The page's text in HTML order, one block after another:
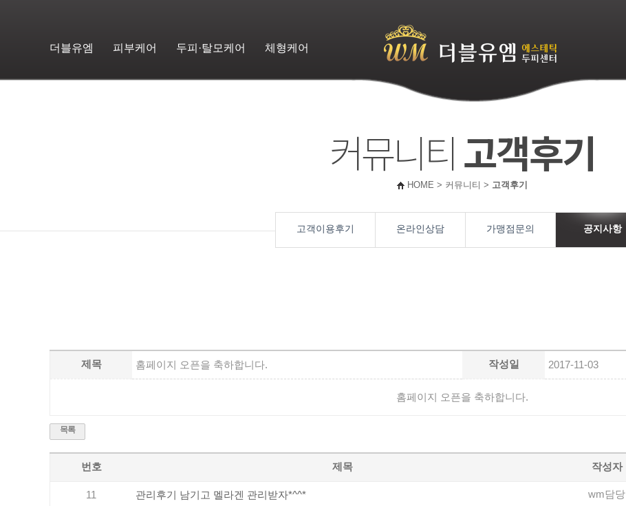
더블유엠
피부케어 두피·탈모케어 체형케어
커뮤니티고객후기
HOME > 커뮤니티 > 고객후기
고객이용후기 온라인상담 가맹점문의 공지사항
제목 홈페이지 오픈을 축하합니다. 작성일 2017-11-03
홈페이지 오픈을 축하합니다.
목록
번호 제목 작성자
11 관리후기 남기고 멜라겐 관리받자*^^* wm담당